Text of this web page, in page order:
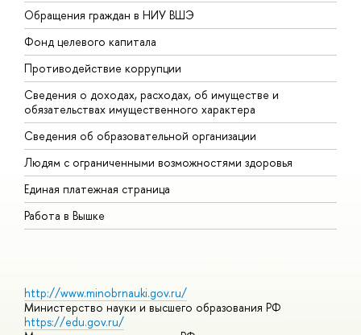
Обращения граждан в НИУ ВШЭ
Фонд целевого капитала
Противодействие коррупции
Сведения о доходах, расходах, об имуществе и
обязательствах имущественного характера
Сведения об образовательной организации
Людям с ограниченными возможностями здоровья
Единая платежная страница
Работа в Вышке
http://www.minobrnauki.gov.ru/
Министерство науки и высшего образования РФ
https://edu.gov.ru/